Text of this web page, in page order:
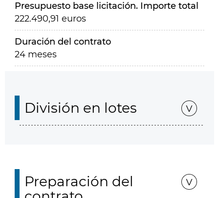
Presupuesto base licitación. Importe total
222.490,91 euros
Duración del contrato
24 meses
División en lotes
Preparación del